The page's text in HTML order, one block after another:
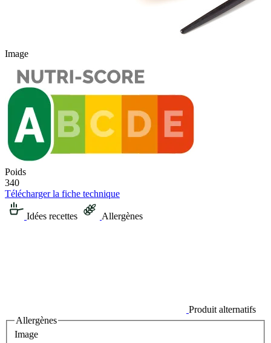
Image
Poids
340
Télécharger la fiche technique
Idées recettes Allergènes
Produit alternatifs
Allergènes
Image